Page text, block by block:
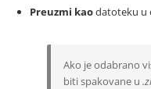
Preuzmi kaodatoteku u
Ako je odabrano
biti spakovane u